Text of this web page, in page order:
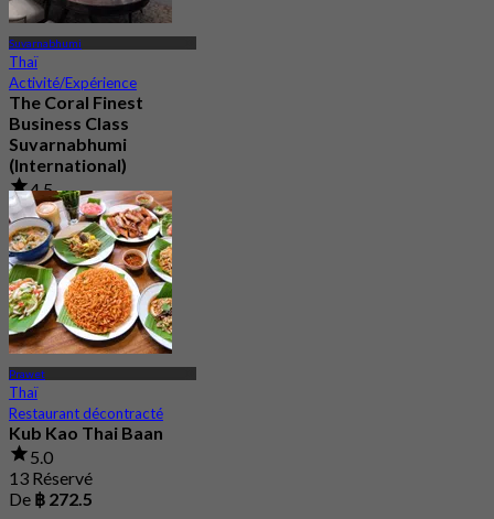
Suvarnabhumi
Thaï
Activité/Expérience
The Coral Finest
Business Class
Suvarnabhumi
(International)
4.5
130 Réservé
De฿ 2,000
Prawet
Thaï
Restaurant décontracté
Kub Kao Thai Baan
5.0
13 Réservé
De ฿ 272.5